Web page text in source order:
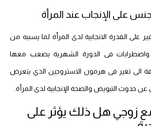
على الإنجاب عند المرأة
على القدرة الانجابية لدى المرأة لما يسببه من
فى الدورة الشهرية يصعب معها
الى تغير فى هرمون الاستروجين الذي يتعرض
حدوث التبويض والصحة الإنجابية لدى المرأة.
زوجي هل ذلك يؤثر على